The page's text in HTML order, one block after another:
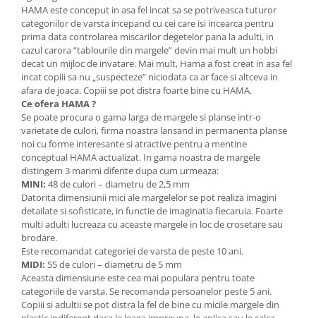
Jucării interactive
Lumina
Lumini si culori
Magnetism
Matematica
Pregătire pentru școală
Pregătirea scrierii de mână
Secventialitate
Sortare si numarare
Stiinte
Mărgele de călcat HAMA
Hama Maxi Sticks
Margele HAMA MAXI
Mărgele HAMA MIDI
Mărgele HAMA MINI
Perceperea timpului - TimeTimer
Stimulare senzoriala
HAMA este conceput in asa fel incat sa se potriveasca tuturor
categoriilor de varsta incepand cu cei care isi incearca pentru
prima data controlarea miscarilor degetelor pana la adulti, in
cazul carora “tablourile din margele” devin mai mult un hobbi
decat un mijloc de invatare. Mai mult, Hama a fost creat in asa fel
incat copiii sa nu „suspecteze” niciodata ca ar face si altceva in
afara de joaca. Copiii se pot distra foarte bine cu HAMA.
Ce ofera HAMA ?
Se poate procura o gama larga de margele si planse intr-o
varietate de culori, firma noastra lansand in permanenta planse
noi cu forme interesante si atractive pentru a mentine
conceptual HAMA actualizat. In gama noastra de margele
distingem 3 marimi diferite dupa cum urmeaza:
MINI: 48 de culori – diametru de 2,5 mm
Datorita dimensiunii mici ale margelelor se pot realiza imagini
detailate si sofisticate, in functie de imaginatia fiecaruia. Foarte
multi adulti lucreaza cu aceaste margele in loc de crosetare sau
brodare.
Este recomandat categoriei de varsta de peste 10 ani.
MIDI: 55 de culori – diametru de 5 mm
Aceasta dimensiune este cea mai populara pentru toate
categoriile de varsta. Se recomanda persoanelor peste 5 ani.
Copiii si adultii se pot distra la fel de bine cu micile margele din